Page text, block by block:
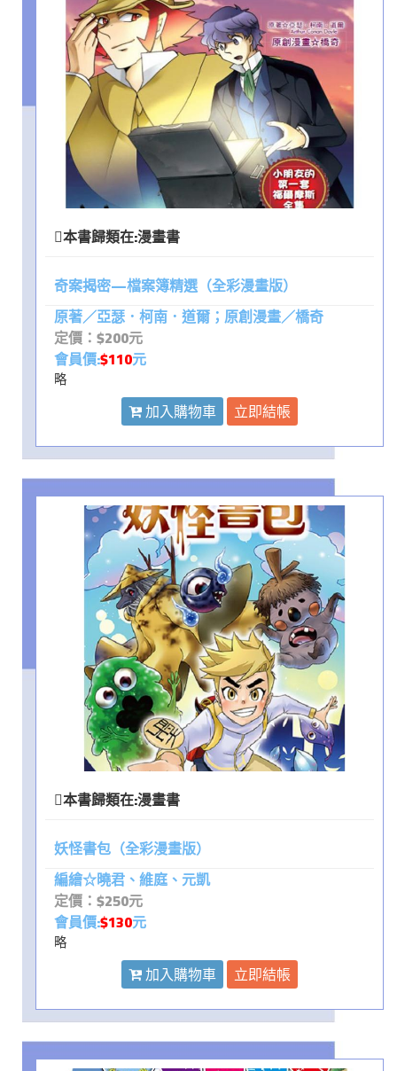
本書歸類在:漫畫書
奇案揭密—檔案簿精選（全彩漫畫版）
原著／亞瑟．柯南．道爾；原創漫畫／橋奇
定價：$200元
會員價:$110元
略
加入購物車 立即結帳
本書歸類在:漫畫書
妖怪書包（全彩漫畫版）
編繪☆曉君、維庭、元凱
定價：$250元
會員價:$130元
略
加入購物車 立即結帳